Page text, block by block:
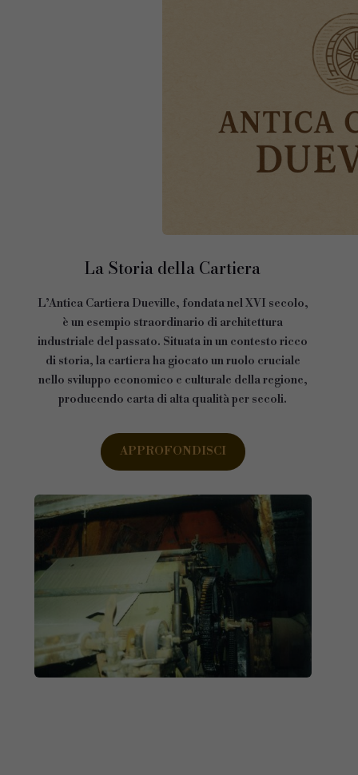
La Storia della Cartiera
L’Antica Cartiera Dueville, fondata nel XVI secolo,
è un esempio straordinario di architettura
industriale del passato. Situata in un contesto ricco
di storia, la cartiera ha giocato un ruolo cruciale
nello sviluppo economico e culturale della regione,
producendo carta di alta qualità per secoli.
APPROFONDISCI